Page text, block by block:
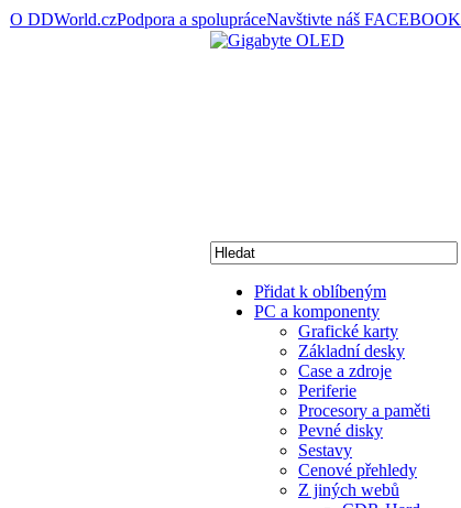
O DDWorld.czPodpora a spolupráceNavštivte náš FACEBOOK
Přidat k oblíbeným
PC a komponenty
Grafické karty
Základní desky
Case a zdroje
Periferie
Procesory a paměti
Pevné disky
Sestavy
Cenové přehledy
Z jiných webů